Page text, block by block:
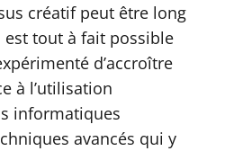
créatif peut être long
tout à fait possible
d’accroître
à l’utilisation
informatiques
avancés qui y